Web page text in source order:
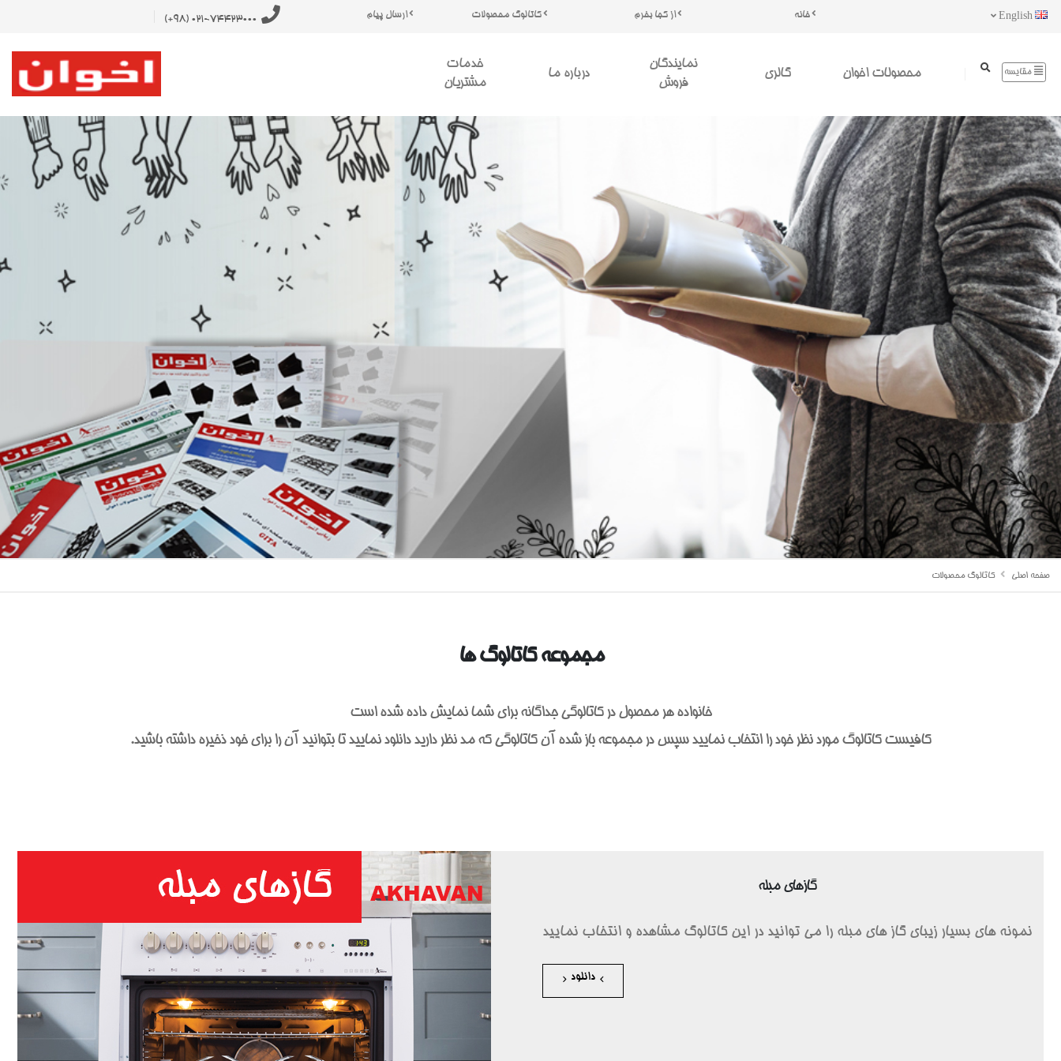
ارسال پیام کاتالوگ محصولات از کجا بخرم خانه
خدمات
مشتریان
درباره ما
نمایندگان
فروش
گالری محصولات اخوان مقایسه
صفحه اصلی کاتالوگ محصولات
مجموعه کاتالوگ ها
خانواده هر محصول در کاتالوگی جداگانه برای شما نمایش داده شده است
کافیست کاتالوگ مورد نظر خود را انتخاب نمایید سپس در مجموعه باز شده آن کاتالوگی که مد نظر دارید دانلود نمایید تا بتوانید آن را برای خود ذخیره داشته باشید.
گازهای مبله
نمونه های بسیار زیبای گاز های مبله را می توانید در این کاتالوگ مشاهده و انتخاب نمایید
دانلود